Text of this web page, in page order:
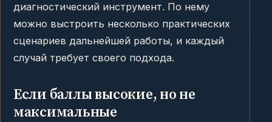
диагностический инструмент. По нему
можно выстроить несколько практических
сценариев дальнейшей работы, и каждый
случай требует своего подхода.
Если баллы высокие, но не
максимальные